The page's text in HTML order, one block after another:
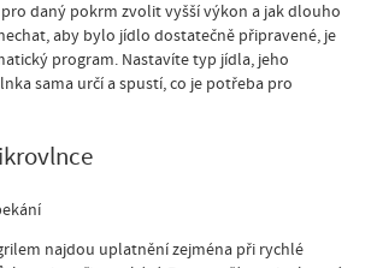
daný pokrm zvolit vyšší výkon a jak dlouho
aby bylo jídlo dostatečně připravené, je
program. Nastavíte typ jídla, jeho
sama určí a spustí, co je potřeba pro
najdou uplatnění zejména při rychlé